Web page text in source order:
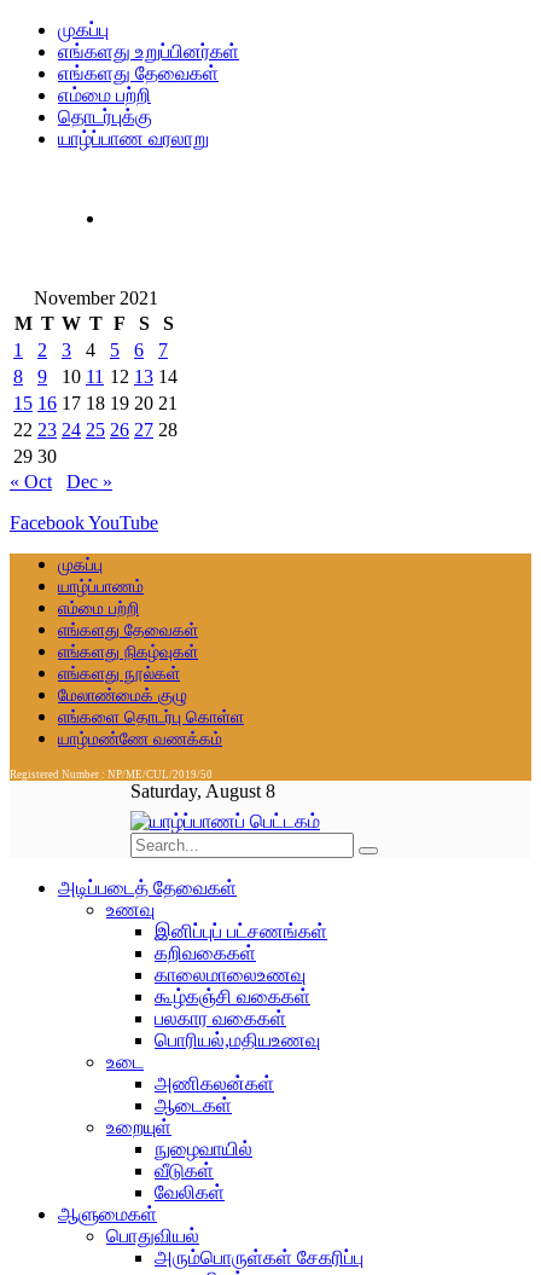
முகப்பு
எங்களது உறுப்பினர்கள்
எங்களது தேவைகள்
எம்மை பற்றி
தொடர்புக்கு
யாழ்ப்பாண வரலாறு
November 2021
M T W T F S
S
1
2 3 4 5 6
7
8
9 10 11 12 13 14
15 16 17 18 19 20 21
22 23 24 25 26 27 28
29 30
« Oct
Dec »
FacebookYouTube
முகப்பு
யாழ்ப்பாணம்
எம்மை பற்றி
எங்களது தேவைகள்
எங்களது நிகழ்வுகள்
எங்களது நூல்கள்
மேலாண்மைக் குழு
எங்களை தொடர்பு கொள்ள
யாழ்மண்ணே வணக்கம்
Registered Number : NP/ME/CUL/2019/50
Saturday, August 8
அடிப்படைத் தேவைகள்
உணவு
இனிப்புப் பட்சணங்கள்
கறிவகைகள்
காலைமாலைஉணவு
கூழ்கஞ்சி வகைகள்
பலகார வகைகள்
பொரியல்,மதியஉணவு
உடை
அணிகலன்கள்
ஆடைகள்
உறையுள்
நுழைவாயில்
வீடுகள்
வேலிகள்
ஆளுமைகள்
பொதுவியல்
அரும்பொருள்கள் சேகரிப்பு